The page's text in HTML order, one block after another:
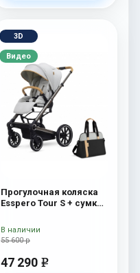
3D
Видео
Прогулочная коляска
Esspero Tour S + сумка
55 600 р
47 290 e
В наличии